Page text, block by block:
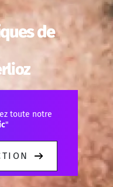
de
toute notre
"